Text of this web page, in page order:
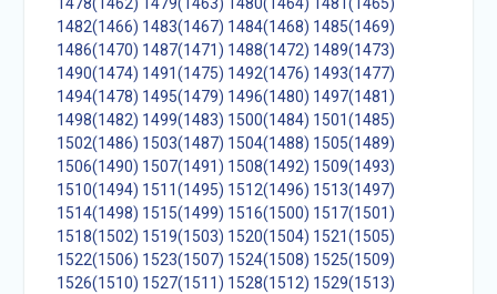
1482(1466) 1483(1467) 1484(1468) 1485(1469)
1486(1470) 1487(1471) 1488(1472) 1489(1473)
1490(1474) 1491(1475) 1492(1476) 1493(1477)
1494(1478) 1495(1479) 1496(1480) 1497(1481)
1498(1482) 1499(1483) 1500(1484) 1501(1485)
1502(1486) 1503(1487) 1504(1488) 1505(1489)
1506(1490) 1507(1491) 1508(1492) 1509(1493)
1510(1494) 1511(1495) 1512(1496) 1513(1497)
1514(1498) 1515(1499) 1516(1500) 1517(1501)
1518(1502) 1519(1503) 1520(1504) 1521(1505)
1522(1506) 1523(1507) 1524(1508) 1525(1509)
1526(1510) 1527(1511) 1528(1512) 1529(1513)